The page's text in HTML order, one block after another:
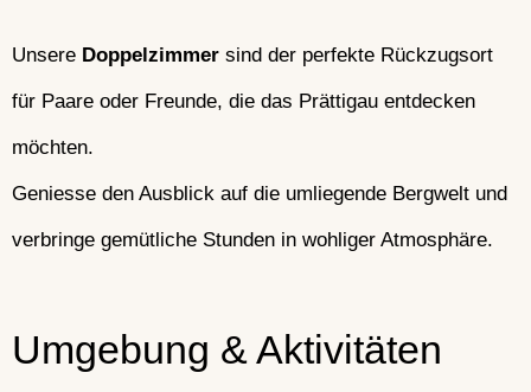
Unsere Doppelzimmer sind der perfekte Rückzugsort
für Paare oder Freunde, die das Prättigau entdecken
möchten.
Geniesse den Ausblick auf die umliegende Bergwelt und
verbringe gemütliche Stunden in wohliger Atmosphäre.
Umgebung & Aktivitäten